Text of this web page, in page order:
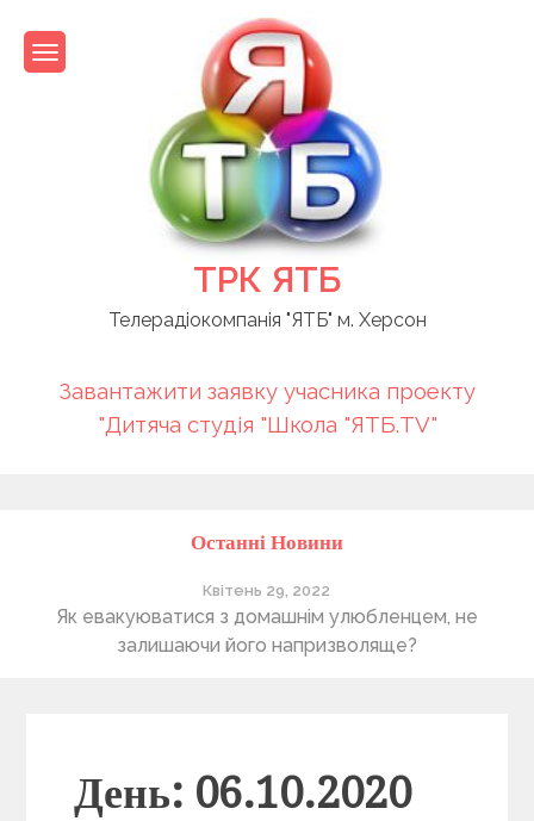
content
ТРК ЯТБ
Телерадіокомпанія "ЯТБ" м. Херсон
Завантажити заявку учасника проекту
"Дитяча студія "Школа "ЯТБ.TV"
Останні Новини
Квітень 29, 2022
Як евакуюватися з домашнім улюбленцем, не
залишаючи його напризволяще?
День: 06.10.2020